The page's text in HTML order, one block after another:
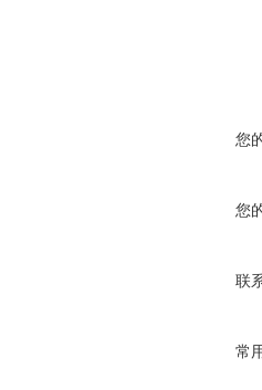
您
您
联
常